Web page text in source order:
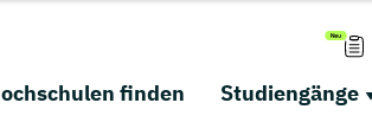
finden Studiengänge